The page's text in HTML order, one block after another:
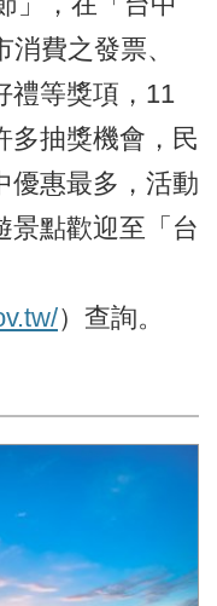
費之發票、
禮等獎項，11
多抽獎機會，民
優惠最多，活動
景點歡迎至「台
）查詢。